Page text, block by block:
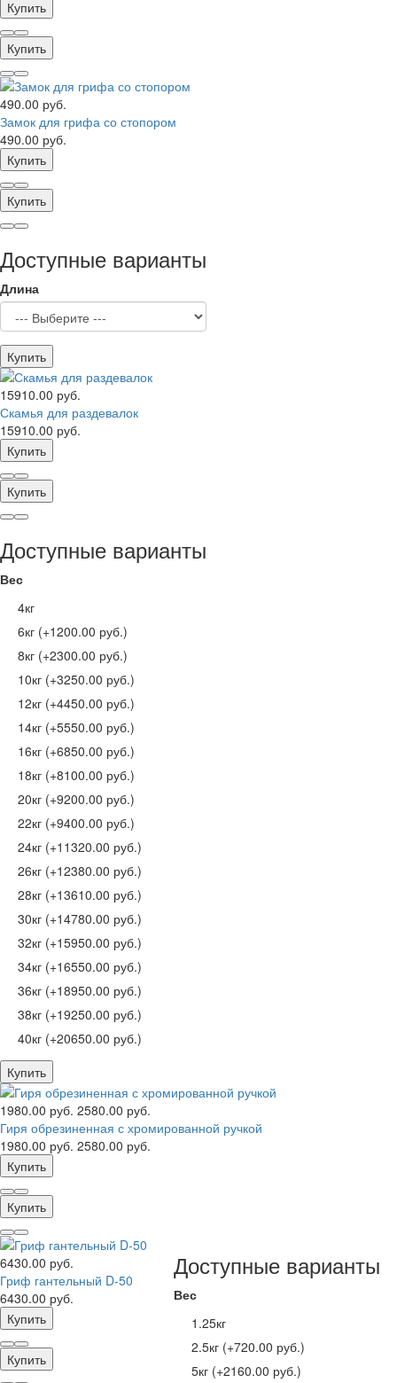
Купить
Купить
490.00 руб.
Замок для грифа со стопором
490.00 руб.
Купить
Купить
Доступные варианты
Длина
Купить
15910.00 руб.
Скамья для раздевалок
15910.00 руб.
Купить
Купить
Доступные варианты
Вес
4кг
6кг (+1200.00 руб.)
8кг (+2300.00 руб.)
10кг (+3250.00 руб.)
12кг (+4450.00 руб.)
14кг (+5550.00 руб.)
16кг (+6850.00 руб.)
18кг (+8100.00 руб.)
20кг (+9200.00 руб.)
22кг (+9400.00 руб.)
24кг (+11320.00 руб.)
26кг (+12380.00 руб.)
28кг (+13610.00 руб.)
30кг (+14780.00 руб.)
32кг (+15950.00 руб.)
34кг (+16550.00 руб.)
36кг (+18950.00 руб.)
38кг (+19250.00 руб.)
40кг (+20650.00 руб.)
Купить
1980.00 руб. 2580.00 руб.
Гиря обрезиненная с хромированной ручкой
1980.00 руб. 2580.00 руб.
Купить
Купить
6430.00 руб.
Гриф гантельный D-50
6430.00 руб.
Купить
Купить
Доступные варианты
Вес
1.25кг
2.5кг (+720.00 руб.)
5кг (+2160.00 руб.)